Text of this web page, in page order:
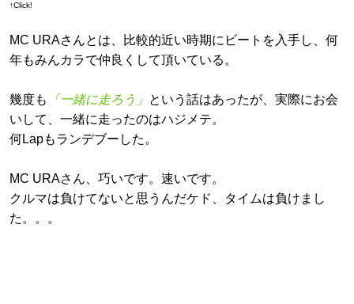
↑Click!
MC URAさんとは、比較的近い時期にビートを入手し、何
年もみんカラで仲良くして頂いている。
幾度も 「一緒に走ろう」 という話はあったが、実際にお会
いして、一緒に走ったのはハジメテ。
何Lapもランデブーした。
MC URAさん、巧いです。速いです。
クルマは負けてないと思うんだケド、タイムは負けまし
た。。。